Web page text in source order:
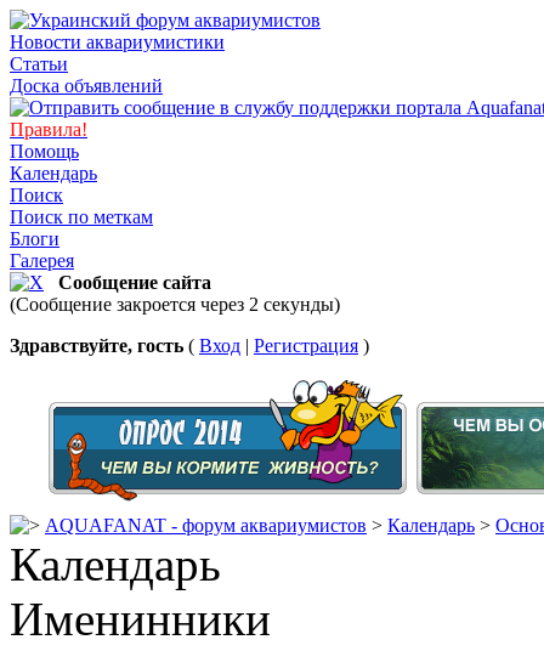
Новости аквариумистики
Статьи
Доска объявлений
Правила!
Помощь
Календарь
Поиск
Поиск по меткам
Блоги
Галерея
Сообщение сайта
(Сообщение закроется через 2 секунды)
Здравствуйте, гость ( Вход | Регистрация )
AQUAFANAT - форум аквариумистов > Календарь >
Календарь
Именинники